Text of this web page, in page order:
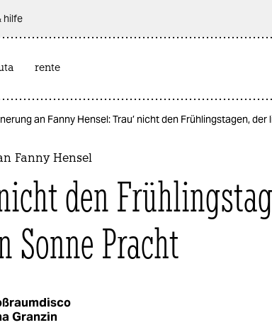
hilfe
rente
an Fanny Hensel: Trau’ nicht den Frühlingstagen,
Fanny Hensel
den
Sonne Pracht
Granzin